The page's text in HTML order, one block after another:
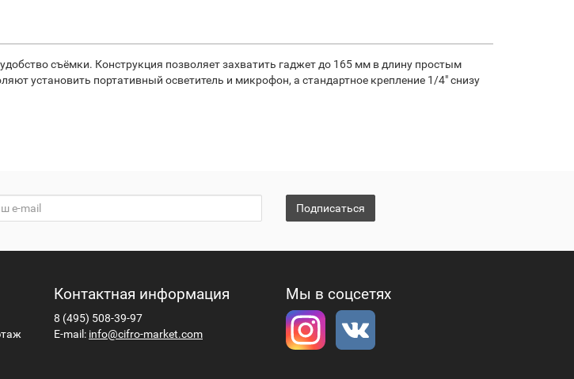
съёмки. Конструкция позволяет захватить гаджет до 165 мм в длину простым
установить портативный осветитель и микрофон, а стандартное крепление 1/4" снизу
Подписаться
Контактная информация
8 (495) 508-39-97
E-mail: info@cifro-market.com
Мы в соцсетях